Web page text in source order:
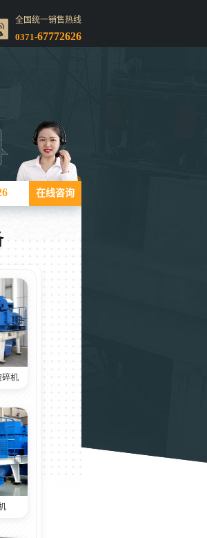
全国统一销售热线
0371-67772626
在线咨询
碎机